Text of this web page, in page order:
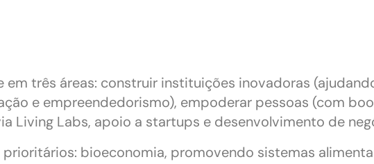
três áreas: construir instituições inovadoras
e empreendedorismo), empoderar pessoas (com
Living Labs, apoio a startups e desenvolvimento de
bioeconomia, promovendo sistemas